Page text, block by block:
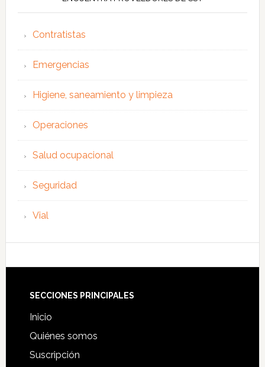
Contratistas
Emergencias
Higiene, saneamiento y limpieza
Operaciones
Salud ocupacional
Seguridad
Vial
Footer
SECCIONES PRINCIPALES
Inicio
Quiénes somos
Suscripción